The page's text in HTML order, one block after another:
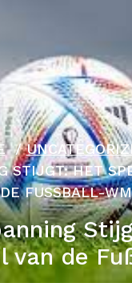
/
STIJGT: HET
DE FUSSBALL-WM
van de